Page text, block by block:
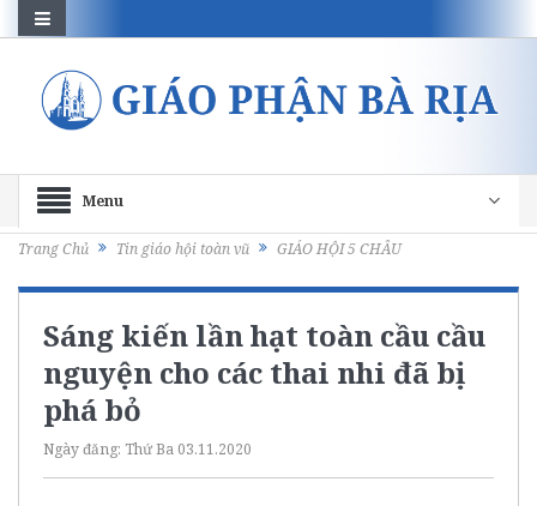
Menu
Trang Chủ Tin giáo hội toàn vũ GIÁO HỘI 5 CHÂU
Sáng kiến lần hạt toàn cầu cầu
nguyện cho các thai nhi đã bị
phá bỏ
Ngày đăng: Thứ Ba 03.11.2020